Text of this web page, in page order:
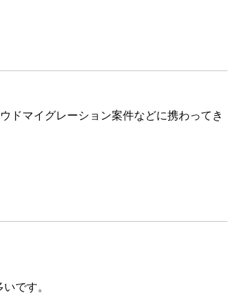
ドマイグレーション案件などに携わってき
です。